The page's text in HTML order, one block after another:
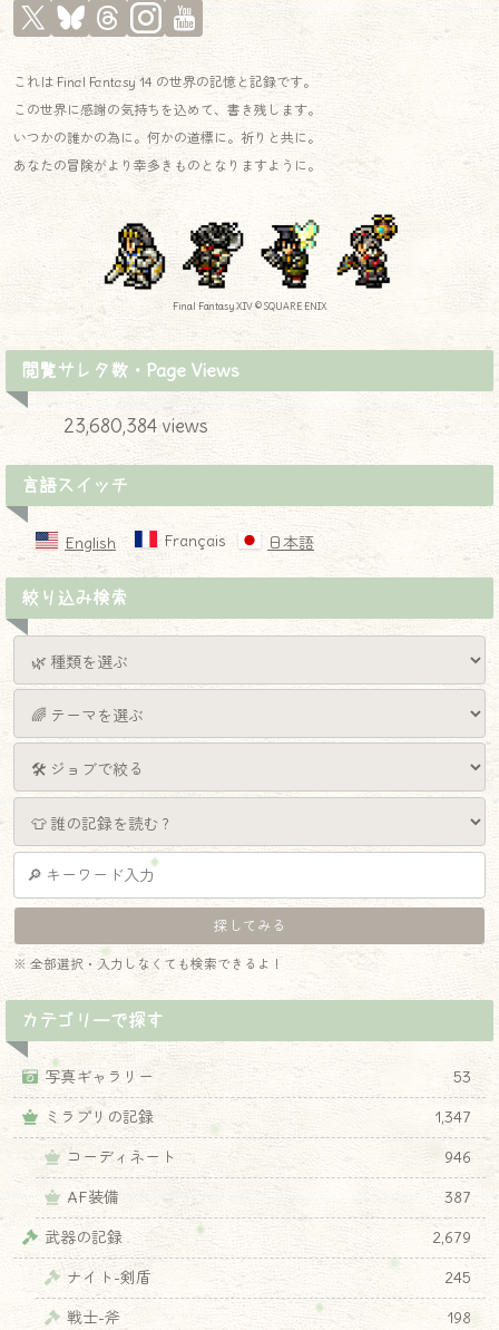
これは Final Fantasy 14 の世界の記憶と記録です。
この世界に感謝の気持ちを込めて、書き残します。
いつかの誰かの為に。何かの道標に。祈りと共に。
あなたの冒険がより幸多きものとなりますように。
Final Fantasy XIV © SQUARE ENIX
閲覧サレタ数・Page Views
23,680,384 views
言語スイッチ
English Français 日本語
絞り込み検索
※ 全部選択・入力しなくても検索できるよ！
カテゴリーで探す
写真ギャラリー
53
ミラプリの記録
1,347
コーディネート
946
AF装備
387
武器の記録
2,679
ナイト-剣盾
245
戦士-斧
198